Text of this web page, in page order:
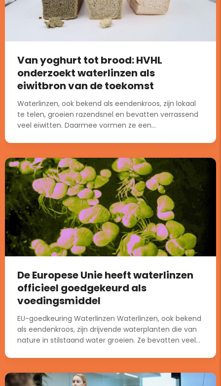
Van yoghurt tot brood: HVHL
onderzoekt waterlinzen als
eiwitbron van de toekomst
Waterlinzen, ook bekend als eendenkroos, zijn lokaal
te telen, groeien razendsnel en bevatten verrassend
veel eiwitten. Daarmee vormen ze een...
De Europese Unie heeft waterlinzen
officieel goedgekeurd als
voedingsmiddel
EU-goedkeuring Waterlinzen Waterlinzen, ook bekend
als eendenkroos, zijn drijvende waterplanten die van
nature in stilstaand water groeien. Ze bevatten veel...